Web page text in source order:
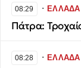
08:29 ∙ΕΛΛΑΔΑ
Πάτρα:
08:28 ∙ΕΛΛΑΔΑ